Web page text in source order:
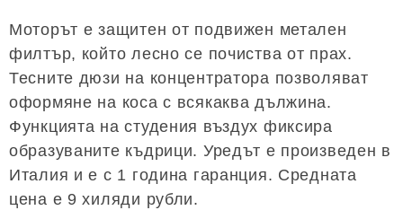
Моторът е защитен от подвижен метален
филтър, който лесно се почиства от прах.
Тесните дюзи на концентратора позволяват
оформяне на коса с всякаква дължина.
Функцията на студения въздух фиксира
образуваните къдрици. Уредът е произведен в
Италия и е с 1 година гаранция. Средната
цена е 9 хиляди рубли.